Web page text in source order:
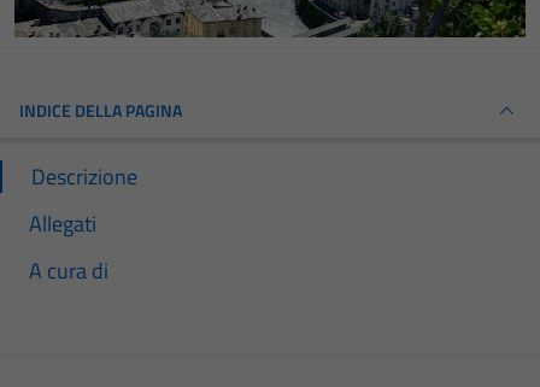
INDICE DELLA PAGINA
Descrizione
Allegati
A cura di